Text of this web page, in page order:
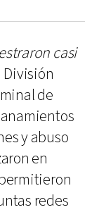
casi
División
de
y abuso
en
redes